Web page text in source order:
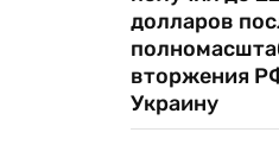
долларов
вторжения
Украину